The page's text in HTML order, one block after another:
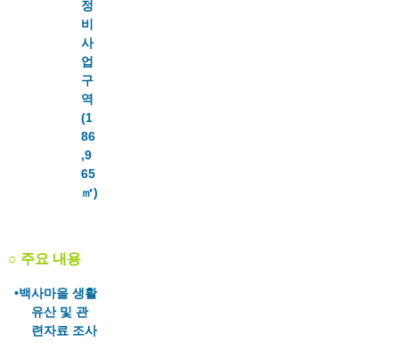
정
비
사
업
구
역
(1
86
,9
65
㎡)
○ 주요 내용
•백사마을 생활
유산 및 관
련자료 조사